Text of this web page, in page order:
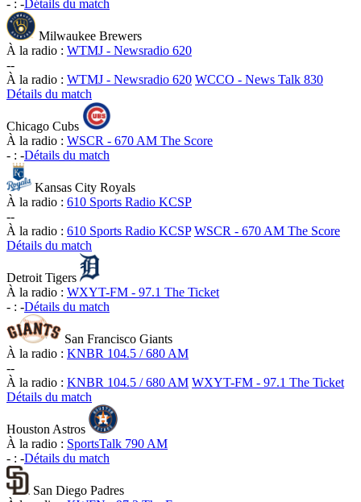
- : - Détails du match
Milwaukee Brewers
À la radio : WTMJ - Newsradio 620
--
À la radio : WTMJ - Newsradio 620 WCCO - News Talk 830
Détails du match
Chicago Cubs
À la radio : WSCR - 670 AM The Score
- : -Détails du match
Kansas City Royals
À la radio : 610 Sports Radio KCSP
--
À la radio : 610 Sports Radio KCSP WSCR - 670 AM The Score
Détails du match
Detroit Tigers
À la radio : WXYT-FM - 97.1 The Ticket
- : -Détails du match
San Francisco Giants
À la radio : KNBR 104.5 / 680 AM
--
À la radio : KNBR 104.5 / 680 AM WXYT-FM - 97.1 The Ticket
Détails du match
Houston Astros
À la radio : SportsTalk 790 AM
- : -Détails du match
San Diego Padres